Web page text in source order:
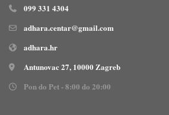
099 331 4304
adhara.centar@gmail.com
adhara.hr
Antunovac 27, 10000 Zagreb
Pon do Pet - 8:00 do 20:00